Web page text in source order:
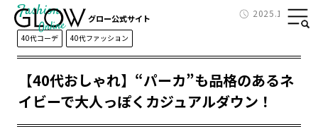
グロー公式サイト 2025.11.19
Fashion
40代コーデ 40代ファッション
【40代おしゃれ】“パーカ”も品格のあるネ
イビーで大人っぽくカジュアルダウン！